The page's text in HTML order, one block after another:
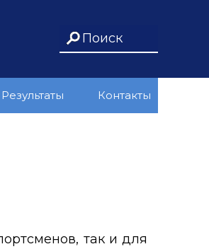
Результаты Контакты
так и для